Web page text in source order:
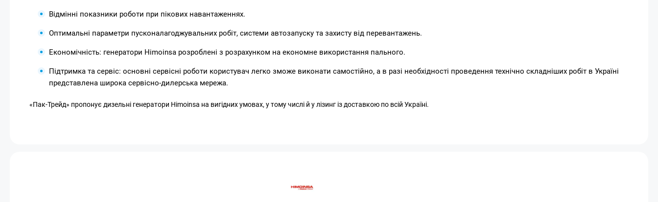
Відмінні показники роботи при пікових навантаженнях.
Оптимальні параметри пусконалагоджувальних робіт, системи автозапуску та захисту від перевантажень.
Економічність: генератори Himoinsa розроблені з розрахунком на економне використання пального.
Підтримка та сервіс: основні сервісні роботи користувач легко зможе виконати самостійно, а в разі необхідності проведення технічно складніших робіт в Україні
представлена ​​широка сервісно-дилерська мережа.
«Пак-Трейд» пропонує дизельні генератори Himoinsa на вигідних умовах, у тому числі й у лізинг із доставкою по всій Україні.